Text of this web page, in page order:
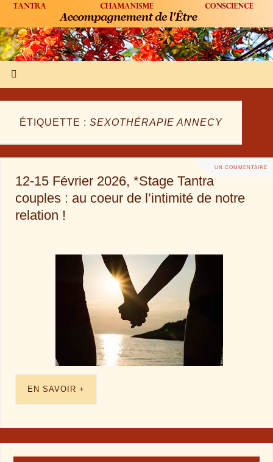
ÉTIQUETTE : SEXOTHÉRAPIE ANNECY
UN COMMENTAIRE
12-15 Février 2026, *Stage Tantra
couples : au coeur de l’intimité de notre
relation !
EN SAVOIR +